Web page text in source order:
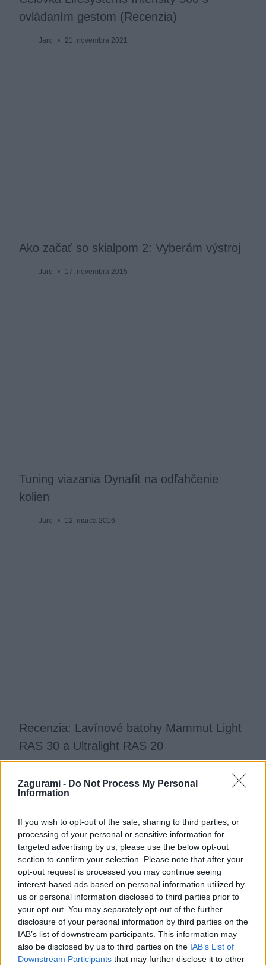
Zagurami - Do Not Process My Personal
Information
If you wish to opt-out of the sale, sharing to third parties, or
processing of your personal or sensitive information for
targeted advertising by us, please use the below opt-out
section to confirm your selection. Please note that after your
opt-out request is processed you may continue seeing
interest-based ads based on personal information utilized by
us or personal information disclosed to third parties prior to
your opt-out. You may separately opt-out of the further
disclosure of your personal information by third parties on the
IAB’s list of downstream participants. This information may
also be disclosed by us to third parties on the IAB’s List of
Downstream Participants that may further disclose it to other
ovládaním gestom (Recenzia)
Jaro 21. novembra 2021
Ako začať so skialpom 2: Vyberám výstroj
Jaro 17. novembra 2015
Tuning viazania Dynafit na odľahčenie
kolien
Jaro 12. marca 2016
Recenzia: Lavínové batohy Mammut Light
RAS 30 a Ultralight RAS 20